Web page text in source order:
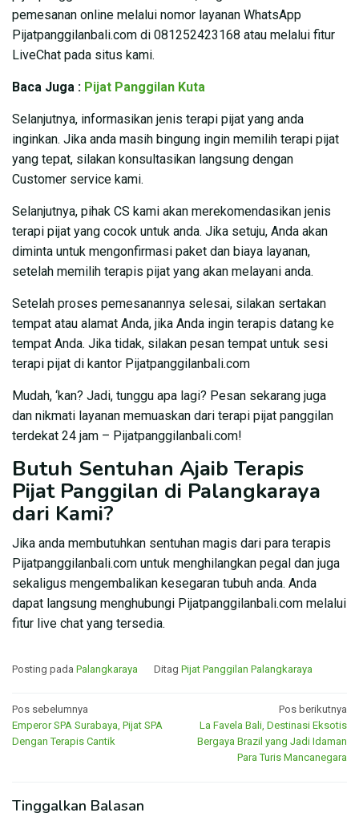
pemesanan online melalui nomor layanan WhatsApp
Pijatpanggilanbali.com di 081252423168 atau melalui fitur
LiveChat pada situs kami.
Baca Juga : Pijat Panggilan Kuta
Selanjutnya, informasikan jenis terapi pijat yang anda
inginkan. Jika anda masih bingung ingin memilih terapi pijat
yang tepat, silakan konsultasikan langsung dengan
Customer service kami.
Selanjutnya, pihak CS kami akan merekomendasikan jenis
terapi pijat yang cocok untuk anda. Jika setuju, Anda akan
diminta untuk mengonfirmasi paket dan biaya layanan,
setelah memilih terapis pijat yang akan melayani anda.
Setelah proses pemesanannya selesai, silakan sertakan
tempat atau alamat Anda, jika Anda ingin terapis datang ke
tempat Anda. Jika tidak, silakan pesan tempat untuk sesi
terapi pijat di kantor Pijatpanggilanbali.com
Mudah, ‘kan? Jadi, tunggu apa lagi? Pesan sekarang juga
dan nikmati layanan memuaskan dari terapi pijat panggilan
terdekat 24 jam – Pijatpanggilanbali.com!
Butuh Sentuhan Ajaib Terapis
Pijat Panggilan di Palangkaraya
dari Kami?
Jika anda membutuhkan sentuhan magis dari para terapis
Pijatpanggilanbali.com untuk menghilangkan pegal dan juga
sekaligus mengembalikan kesegaran tubuh anda. Anda
dapat langsung menghubungi Pijatpanggilanbali.com melalui
fitur live chat yang tersedia.
Posting pada Palangkaraya Ditag Pijat Panggilan Palangkaraya
Navigasi
pos
Pos sebelumnya
Emperor SPA Surabaya, Pijat SPA
Dengan Terapis Cantik
Pos berikutnya
La Favela Bali, Destinasi Eksotis
Bergaya Brazil yang Jadi Idaman
Para Turis Mancanegara
Tinggalkan Balasan